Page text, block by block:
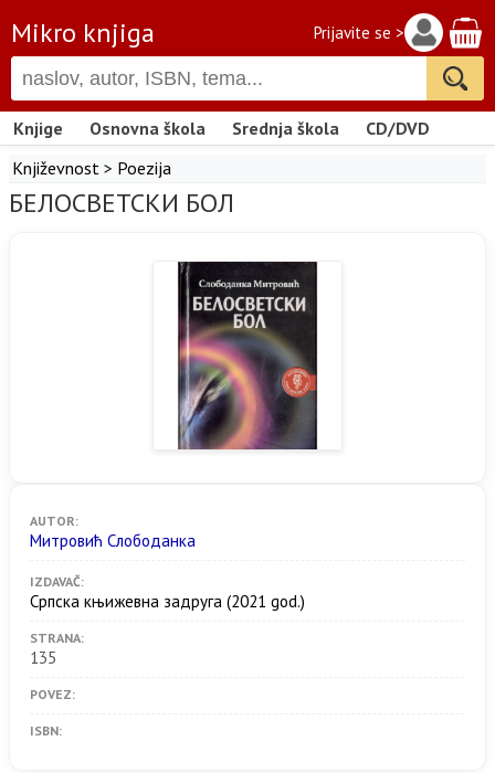
Mikro knjiga Prijavite se >
Knjige Osnovna škola Srednja škola
CD/DVD
Književnost > Poezija
БЕЛОСВЕТСКИ БОЛ
AUTOR:
Митровић Слободанка
IZDAVAČ:
Српска књижевна задруга (2021 god.)
STRANA:
135
POVEZ:
ISBN: